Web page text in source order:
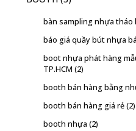
bàn sampling nhựa tháo
báo giá quầy bút nhựa
boot nhựa phát hàng
TP.HCM (2)
booth bán hàng bằng
booth bán hàng giá rẻ(2)
booth nhựa (2)